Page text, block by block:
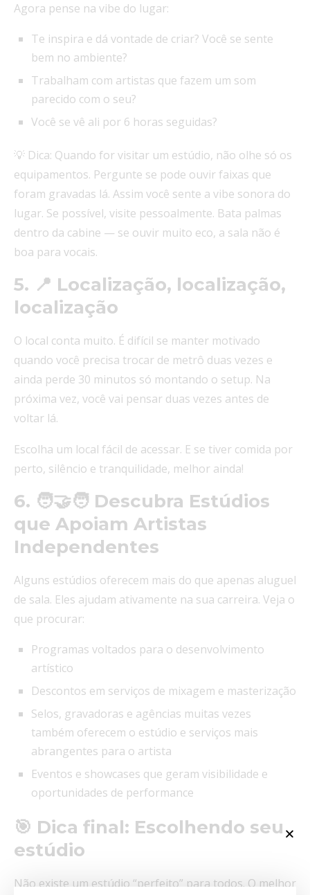
Agora pense na vibe do lugar:
Te inspira e dá vontade de criar? Você se sente
bem no ambiente?
Trabalham com artistas que fazem um som
parecido com o seu?
Você se vê ali por 6 horas seguidas?
💡 Dica: Quando for visitar um estúdio, não olhe só os
equipamentos. Pergunte se pode ouvir faixas que
foram gravadas lá. Assim você sente a vibe sonora do
lugar. Se possível, visite pessoalmente. Bata palmas
dentro da cabine — se ouvir muito eco, a sala não é
boa para vocais.
5. 📍 Localização, localização,
localização
O local conta muito. É difícil se manter motivado
quando você precisa trocar de metrô duas vezes e
ainda perde 30 minutos só montando o setup. Na
próxima vez, você vai pensar duas vezes antes de
voltar lá.
Escolha um local fácil de acessar. E se tiver comida por
perto, silêncio e tranquilidade, melhor ainda!
6. 🧑‍🤝‍🧑 Descubra Estúdios
que Apoiam Artistas
Independentes
Alguns estúdios oferecem mais do que apenas aluguel
de sala. Eles ajudam ativamente na sua carreira. Veja o
que procurar:
Programas voltados para o desenvolvimento
artístico
Descontos em serviços de mixagem e masterização
Selos, gravadoras e agências muitas vezes
também oferecem o estúdio e serviços mais
abrangentes para o artista
Eventos e showcases que geram visibilidade e
oportunidades de performance
🎯 Dica final: Escolhendo seu
estúdio
Não existe um estúdio “perfeito” para todos. O melhor